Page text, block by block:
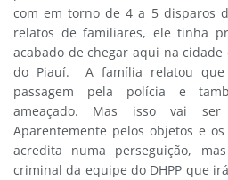
com em torno de 4 a 5 disparos
relatos de familiares, ele tinha
acabado de chegar aqui na
do Piauí. A família relatou que
passagem pela polícia e
ameaçado. Mas isso vai ser
Aparentemente pelos objetos e
acredita numa perseguição,
criminal da equipe do DHPP que